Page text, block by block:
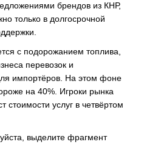
брендов из КНР,
только в долгосрочной
с подорожанием топлива,
перевозок и
импортёров. На этом фоне
на 40%. Игроки рынка
стоимости услуг в четвёртом
выделите фрагмент